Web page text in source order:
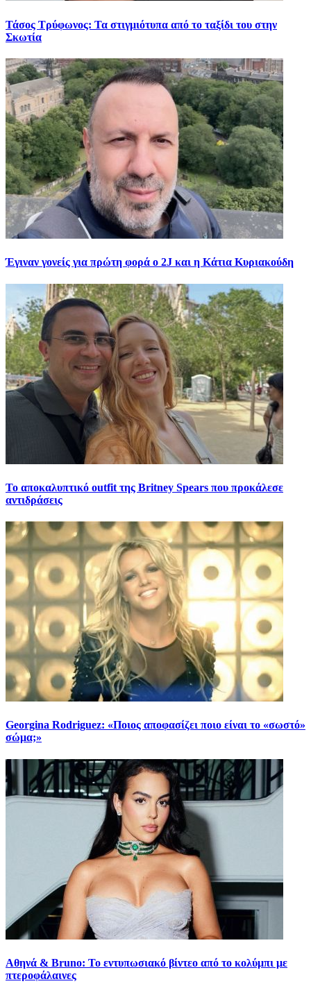
Τάσος Τρύφωνος: Τα στιγμιότυπα από το ταξίδι του στην
Σκωτία
Έγιναν γονείς για πρώτη φορά ο 2J και η Κάτια Κυριακούδη
Το αποκαλυπτικό outfit της Britney Spears που προκάλεσε
αντιδράσεις
Georgina Rodriguez: «Ποιος αποφασίζει ποιο είναι το «σωστό»
σώμα;»
Αθηνά & Bruno: Το εντυπωσιακό βίντεο από το κολύμπι με
πτεροφάλαινες